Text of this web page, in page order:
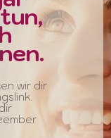
wir dir